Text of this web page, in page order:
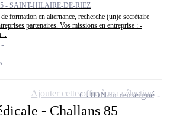
- SAINT-HILAIRE-DE-RIEZ
formation en alternance, recherche (un)e secrétaire
partenaires. Vos missions en entreprise : -
- Challans 85
CDDNon renseigné
Ajouter cette offre à ma sélection